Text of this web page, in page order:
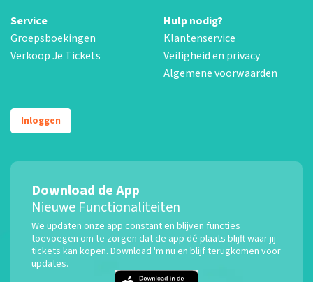
Service
Groepsboekingen
Verkoop Je Tickets
Hulp nodig?
Klantenservice
Veiligheid en privacy
Algemene voorwaarden
Inloggen
Download de App
Nieuwe Functionaliteiten
We updaten onze app constant en blijven functies
toevoegen om te zorgen dat de app dé plaats blijft waar jij
tickets kan kopen. Download 'm nu en blijf terugkomen voor
updates.